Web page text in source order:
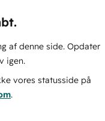
af denne side. Opdater
igen.
vores statusside på
.